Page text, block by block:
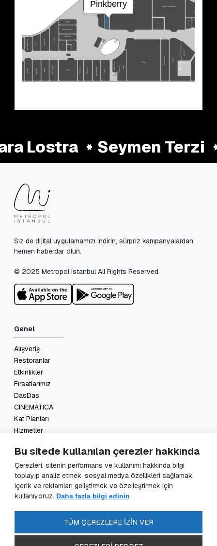
Lostra Seymen Terzi
Siz de dijital uygulamamızı indirin, sürpriz kampanyalardan
hemen haberdar olun.
© 2025 Metropol Istanbul All Rights Reserved.
Genel
Alışveriş
Restoranlar
Etkinlikler
Fırsatlarımız
DasDas
CINEMATICA
Kat Planları
Hizmetler
KVKK Başvuru
KVKK Aydınlatma Metni
Veri Sorumlusu Başvuru Formu
Güvenlik Kameraları Aydınlatma Metni
SSS
Bu sitede kullanılan çerezler hakkında
Çerezleri, sitenin performans ve kullanımı hakkında bilgi
toplayıp analiz etmek, sosyal medya özellikleri sağlamak,
içerik ve reklamları geliştirmek ve özelleştirmek için
kullanıyoruz. Daha fazla bilgi edinin
TÜM ÇEREZLERE İZİN VER